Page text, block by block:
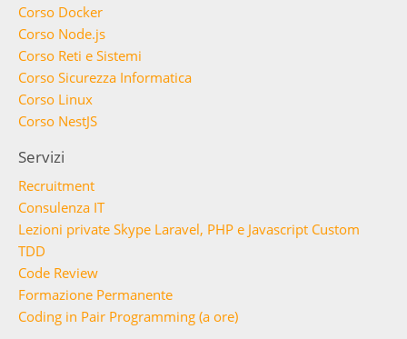
Corso Docker
Corso Node.js
Corso Reti e Sistemi
Corso Sicurezza Informatica
Corso Linux
Corso NestJS
Servizi
Recruitment
Consulenza IT
Lezioni private Skype Laravel, PHP e Javascript Custom
TDD
Code Review
Formazione Permanente
Coding in Pair Programming (a ore)